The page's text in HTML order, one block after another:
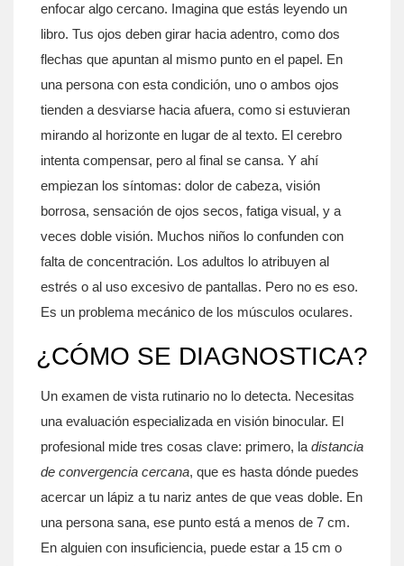
enfocar algo cercano. Imagina que estás leyendo un
libro. Tus ojos deben girar hacia adentro, como dos
flechas que apuntan al mismo punto en el papel. En
una persona con esta condición, uno o ambos ojos
tienden a desviarse hacia afuera, como si estuvieran
mirando al horizonte en lugar de al texto. El cerebro
intenta compensar, pero al final se cansa. Y ahí
empiezan los síntomas: dolor de cabeza, visión
borrosa, sensación de ojos secos, fatiga visual, y a
veces doble visión. Muchos niños lo confunden con
falta de concentración. Los adultos lo atribuyen al
estrés o al uso excesivo de pantallas. Pero no es eso.
Es un problema mecánico de los músculos oculares.
¿CÓMO SE DIAGNOSTICA?
Un examen de vista rutinario no lo detecta. Necesitas
una evaluación especializada en visión binocular. El
profesional mide tres cosas clave: primero, la distancia
de convergencia cercana, que es hasta dónde puedes
acercar un lápiz a tu nariz antes de que veas doble. En
una persona sana, ese punto está a menos de 7 cm.
En alguien con insuficiencia, puede estar a 15 cm o